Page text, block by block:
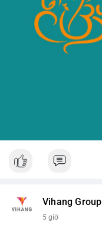
Vihang Group
5 giờ